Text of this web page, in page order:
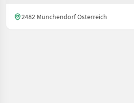
2482 Münchendorf Österreich